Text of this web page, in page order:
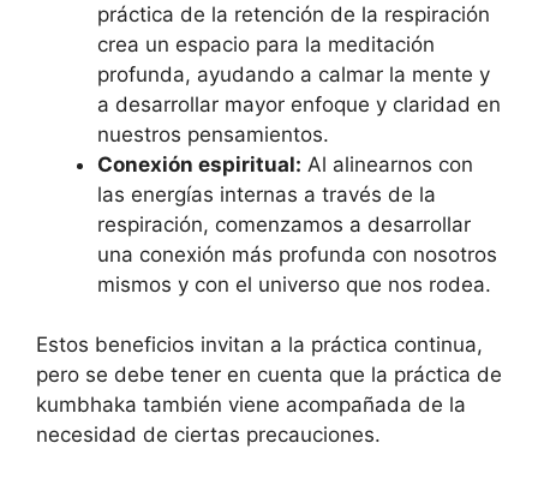
práctica de la retención de la respiración
crea un espacio para la meditación
profunda, ayudando a calmar la mente y
a desarrollar mayor enfoque y claridad en
nuestros pensamientos.
Conexión espiritual: Al alinearnos con
las energías internas a través de la
respiración, comenzamos a desarrollar
una conexión más profunda con nosotros
mismos y con el universo que nos rodea.
Estos beneficios invitan a la práctica continua,
pero se debe tener en cuenta que la práctica de
kumbhaka también viene acompañada de la
necesidad de ciertas precauciones.